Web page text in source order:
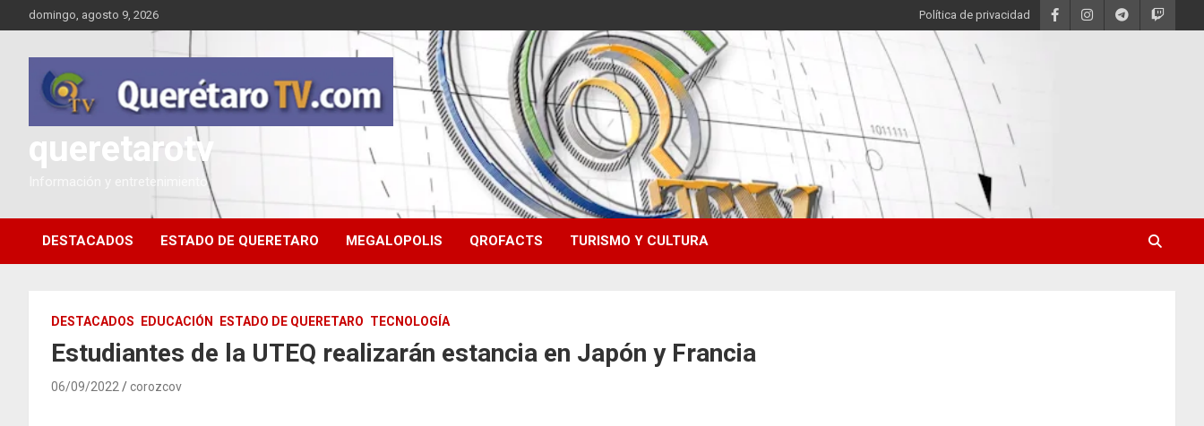
al
domingo, agosto 9, 2026 Política de privacidad
queretarotv
Información y entretenimiento
DESTACADOS ESTADO DE QUERETARO MEGALOPOLIS QROFACTS TURISMO Y CULTURA
DESTACADOS EDUCACIÓN ESTADO DE QUERETARO TECNOLOGÍA
Estudiantes de la UTEQ realizarán estancia en Japón y Francia
06/09/2022 corozcov